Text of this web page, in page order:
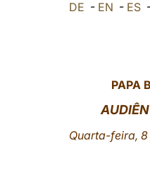
DE - EN - ES
PAPA
Quarta-feira,